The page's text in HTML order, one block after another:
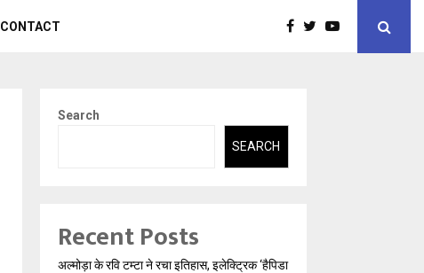
CONTACT
Search
SEARCH
Recent Posts
अल्मोड़ा के रवि टम्टा ने रचा इतिहास, इलेक्ट्रिक ‘हैपिडा